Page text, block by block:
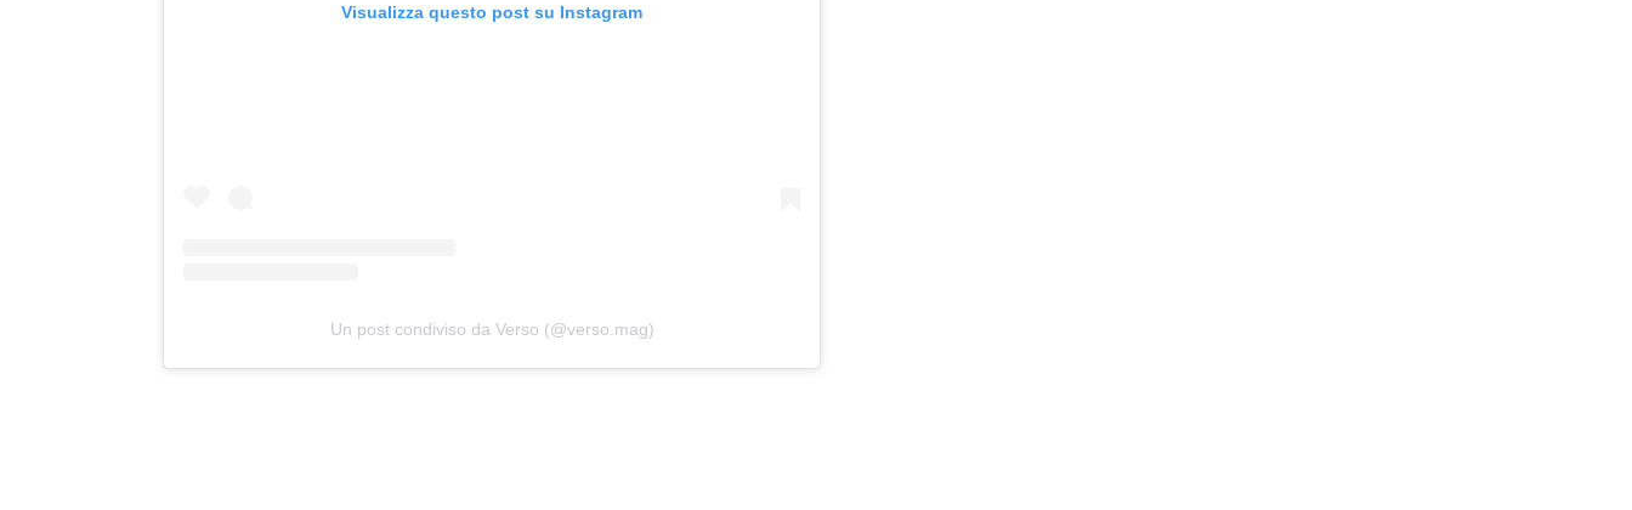
Visualizza questo post su Instagram
Un post condiviso da Verso (@verso.mag)